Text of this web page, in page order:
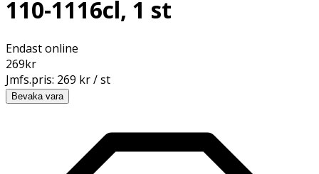
110-1116cl, 1 st
Endast online
269kr
Jmfs.pris: 269 kr / st
Bevaka vara